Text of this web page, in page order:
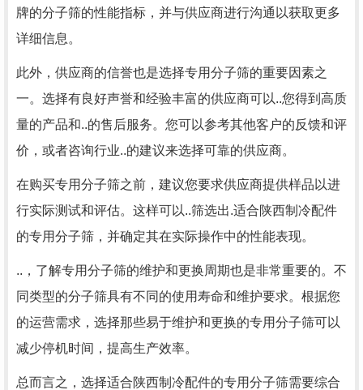
牌的分子筛的性能指标，并与供应商进行沟通以获取更多
详细信息。
此外，供应商的信誉也是选择专用分子筛的重要因素之
一。选择有良好声誉和经验丰富的供应商可以..您得到高质
量的产品和..的售后服务。您可以参考其他客户的反馈和评
价，或者咨询行业..的建议来选择可靠的供应商。
在购买专用分子筛之前，建议您要求供应商提供样品以进
行实际测试和评估。这样可以..筛选出.适合陕西制冷配件
的专用分子筛，并确定其在实际操作中的性能表现。
..，了解专用分子筛的维护和更换周期也是非常重要的。不
同类型的分子筛具有不同的使用寿命和维护要求。根据您
的运营需求，选择那些易于维护和更换的专用分子筛可以
减少停机时间，提高生产效率。
总而言之，选择适合陕西制冷配件的专用分子筛需要综合